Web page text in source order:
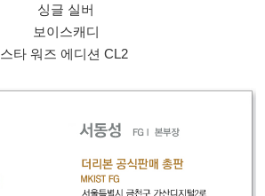
싱글 실버
보이스캐디
스타 워즈 에디션 CL2